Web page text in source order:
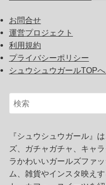
お問合せ
運営プロジェクト
利用規約
プライバシーポリシー
シュウシュウガールTOP
『シュウシュウガール』
ズ、ガチャガチャ、キャ
ラかわいいガールズファ
ム、雑貨やインスタ映え